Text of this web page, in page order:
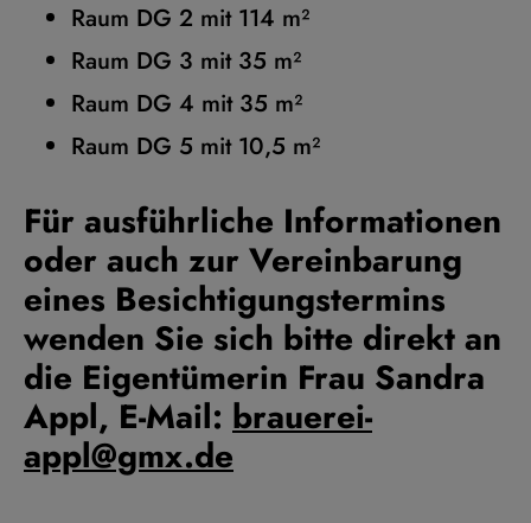
Raum DG 2 mit 114 m²
Raum DG 3 mit 35 m²
Raum DG 4 mit 35 m²
Raum DG 5 mit 10,5 m²
Für ausführliche Informationen
oder auch zur Vereinbarung
eines Besichtigungstermins
wenden Sie sich bitte direkt an
die Eigentümerin Frau Sandra
Appl, E-Mail: brauerei-
appl@gmx.de